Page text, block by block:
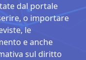
dal portale
o importare
le
e anche
sul diritto